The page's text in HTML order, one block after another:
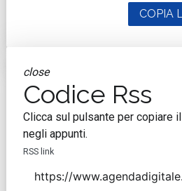
COPIA
close
Codice Rss
Clicca sul pulsante per copiare
negli appunti.
RSS link